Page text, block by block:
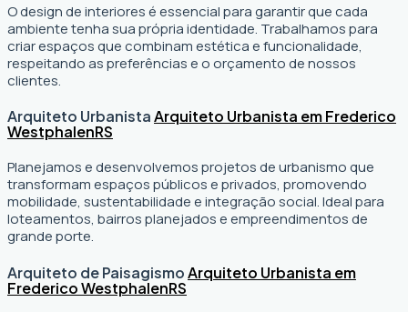
O design de interiores é essencial para garantir que cada
ambiente tenha sua própria identidade. Trabalhamos para
criar espaços que combinam estética e funcionalidade,
respeitando as preferências e o orçamento de nossos
clientes.
Arquiteto UrbanistaArquiteto Urbanista em Frederico
WestphalenRS
Planejamos e desenvolvemos projetos de urbanismo que
transformam espaços públicos e privados, promovendo
mobilidade, sustentabilidade e integração social. Ideal para
loteamentos, bairros planejados e empreendimentos de
grande porte.
Arquiteto de PaisagismoArquiteto Urbanista em
Frederico WestphalenRS